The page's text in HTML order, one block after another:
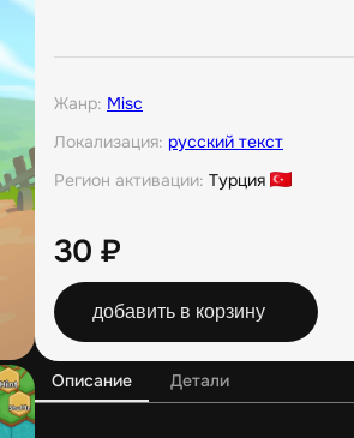
Жанр: Misc
Локализация: русский текст
Регион активации: Турция
30 ₽
добавить в корзину
Описание Детали